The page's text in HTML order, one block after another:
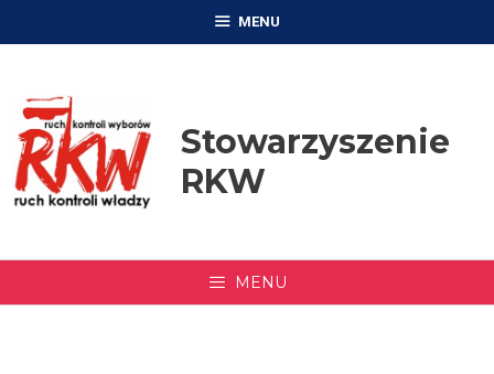
MENU
Stowarzyszenie
RKW
MENU